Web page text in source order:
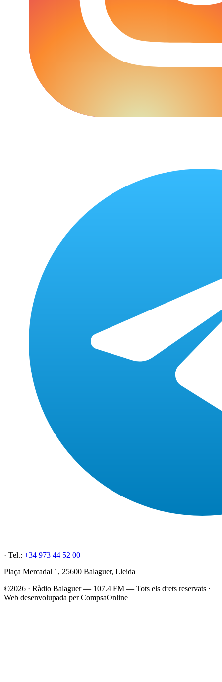
· Tel.: +34 973 44 52 00
Plaça Mercadal 1, 25600 Balaguer, Lleida
©2026 · Ràdio Balaguer — 107.4 FM — Tots els drets reservats ·
Web desenvolupada per CompsaOnline